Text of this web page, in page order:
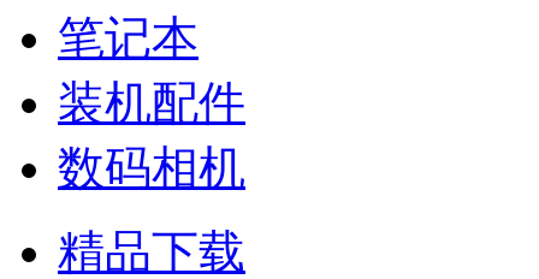
笔记本
装机配件
数码相机
精品下载